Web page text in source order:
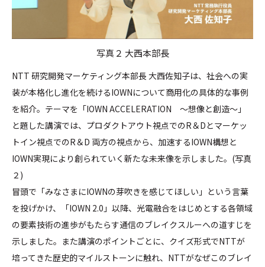
写真２ 大西本部長
NTT 研究開発マーケティング本部長 大西佐知子は、社会への実
装が本格化し進化を続けるIOWNについて商用化の具体的な事例
を紹介。テーマを「IOWN ACCELERATION ～想像と創造～」
と題した講演では、プロダクトアウト視点でのR＆Dとマーケッ
トイン視点でのR＆D 両方の視点から、加速するIOWN構想と
IOWN実現により創られていく新たな未来像を示しました。(写真
２)
冒頭で「みなさまにIOWNの芽吹きを感じてほしい」という言葉
を投げかけ、「IOWN 2.0」以降、光電融合をはじめとする各領域
の要素技術の進歩がもたらす通信のブレイクスルーへの道すじを
示しました。また講演のポイントごとに、クイズ形式でNTTが
培ってきた歴史的マイルストーンに触れ、NTTがなぜこのブレイ